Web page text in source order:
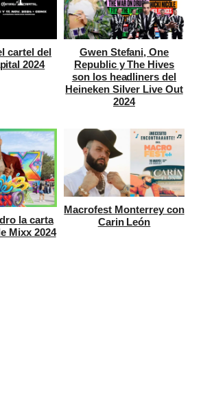
cartel del
2024
Gwen Stefani, One
Republic y The Hives
son los headliners del
Heineken Silver Live Out
2024
la carta
Mixx 2024
Macrofest Monterrey con
Carin León